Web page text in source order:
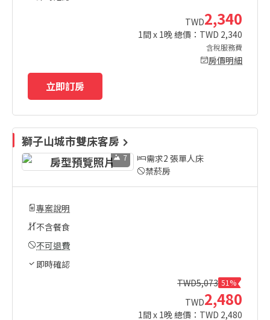
TWD2,340
1間 x 1晚 總價：TWD 2,340
含稅服務費
房價明細
立即訂房
獅子山城市雙床客房
7
需求2 張單人床
禁菸房
專案說明
不含餐食
不可退費
即時確認
TWD5,073 51%
TWD2,480
1間 x 1晚 總價：TWD 2,480